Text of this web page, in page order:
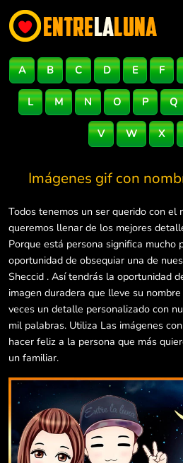
A B C D E F
L M N O P Q
V W X
Imágenes gif con
Todos tenemos un ser querido con el
queremos llenar de los mejores
Porque está persona significa mucho
oportunidad de obsequiar una de
Sheccid . Así tendrás la oportunidad
imagen duradera que lleve su
veces un detalle personalizado con
mil palabras. Utiliza Las imágenes
hacer feliz a la persona que más
un familiar.